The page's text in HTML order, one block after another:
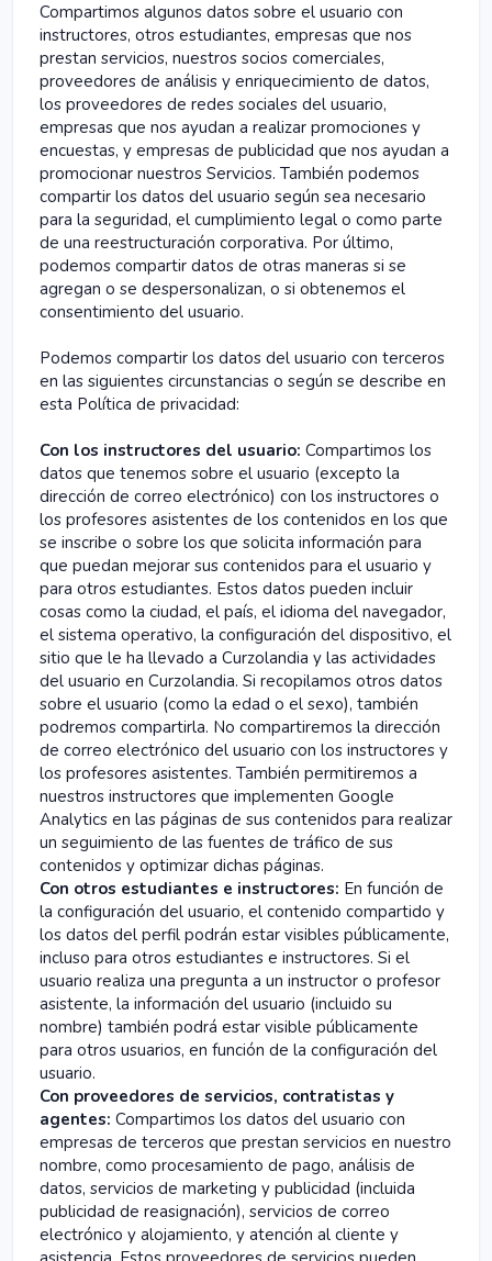
Compartimos algunos datos sobre el usuario con
instructores, otros estudiantes, empresas que nos
prestan servicios, nuestros socios comerciales,
proveedores de análisis y enriquecimiento de datos,
los proveedores de redes sociales del usuario,
empresas que nos ayudan a realizar promociones y
encuestas, y empresas de publicidad que nos ayudan a
promocionar nuestros Servicios. También podemos
compartir los datos del usuario según sea necesario
para la seguridad, el cumplimiento legal o como parte
de una reestructuración corporativa. Por último,
podemos compartir datos de otras maneras si se
agregan o se despersonalizan, o si obtenemos el
consentimiento del usuario.
Podemos compartir los datos del usuario con terceros
en las siguientes circunstancias o según se describe en
esta Política de privacidad:
Con los instructores del usuario: Compartimos los
datos que tenemos sobre el usuario (excepto la
dirección de correo electrónico) con los instructores o
los profesores asistentes de los contenidos en los que
se inscribe o sobre los que solicita información para
que puedan mejorar sus contenidos para el usuario y
para otros estudiantes. Estos datos pueden incluir
cosas como la ciudad, el país, el idioma del navegador,
el sistema operativo, la configuración del dispositivo, el
sitio que le ha llevado a Curzolandia y las actividades
del usuario en Curzolandia. Si recopilamos otros datos
sobre el usuario (como la edad o el sexo), también
podremos compartirla. No compartiremos la dirección
de correo electrónico del usuario con los instructores y
los profesores asistentes. También permitiremos a
nuestros instructores que implementen Google
Analytics en las páginas de sus contenidos para realizar
un seguimiento de las fuentes de tráfico de sus
contenidos y optimizar dichas páginas.
Con otros estudiantes e instructores: En función de
la configuración del usuario, el contenido compartido y
los datos del perfil podrán estar visibles públicamente,
incluso para otros estudiantes e instructores. Si el
usuario realiza una pregunta a un instructor o profesor
asistente, la información del usuario (incluido su
nombre) también podrá estar visible públicamente
para otros usuarios, en función de la configuración del
usuario.
Con proveedores de servicios, contratistas y
agentes: Compartimos los datos del usuario con
empresas de terceros que prestan servicios en nuestro
nombre, como procesamiento de pago, análisis de
datos, servicios de marketing y publicidad (incluida
publicidad de reasignación), servicios de correo
electrónico y alojamiento, y atención al cliente y